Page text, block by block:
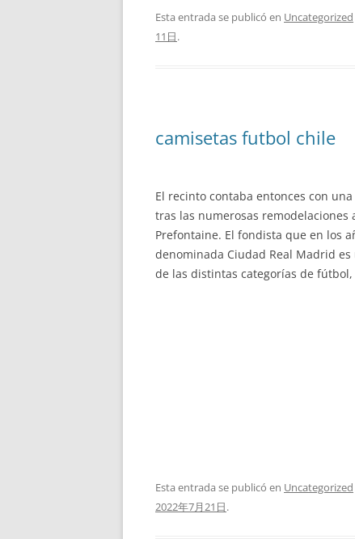
Esta entrada se publicó en Uncategorized
11日.
camisetas futbol chile
El recinto contaba entonces con
tras las numerosas remodelaciones
Prefontaine. El fondista que en los
denominada Ciudad Real Madrid
de las distintas categorías de fútbol,
Esta entrada se publicó en Uncategorized
2022年7月21日.